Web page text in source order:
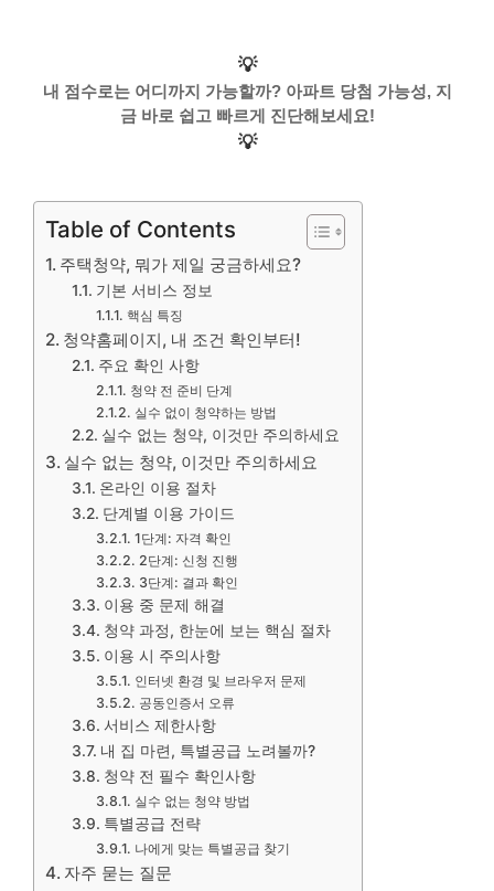
💡
내 점수로는 어디까지 가능할까? 아파트 당첨 가능성, 지
금 바로 쉽고 빠르게 진단해보세요!
💡
Table of Contents
주택청약, 뭐가 제일 궁금하세요?
기본 서비스 정보
핵심 특징
청약홈페이지, 내 조건 확인부터!
주요 확인 사항
청약 전 준비 단계
실수 없이 청약하는 방법
실수 없는 청약, 이것만 주의하세요
실수 없는 청약, 이것만 주의하세요
온라인 이용 절차
단계별 이용 가이드
1단계: 자격 확인
2단계: 신청 진행
3단계: 결과 확인
이용 중 문제 해결
청약 과정, 한눈에 보는 핵심 절차
이용 시 주의사항
인터넷 환경 및 브라우저 문제
공동인증서 오류
서비스 제한사항
내 집 마련, 특별공급 노려볼까?
청약 전 필수 확인사항
실수 없는 청약 방법
특별공급 전략
나에게 맞는 특별공급 찾기
자주 묻는 질문